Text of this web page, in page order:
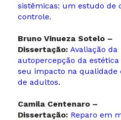
sistêmicas: um estudo de
controle.
Bruno Vinueza Sotelo –
Dissertação: Avaliação da
autopercepção da estética
seu impacto na qualidade
de adultos.
Camila Centenaro –
Dissertação: Reparo em